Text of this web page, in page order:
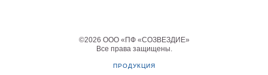
©2026 ООО «ПФ «СОЗВЕЗДИЕ»
Все права защищены
ПРОДУКЦИЯ